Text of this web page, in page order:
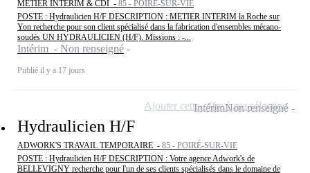
METIER INTERIM & CDI - 85 - POIRÉ-SUR-VIE
POSTE : Hydraulicien H/F DESCRIPTION : METIER INTERIM la Roche sur
Yon recherche pour son client spécialisé dans la fabrication d'ensembles mécano-
soudés UN HYDRAULICIEN (H/F). Missions : -...
Intérim - Non renseigné
Publié il y a 17 jours
Hydraulicien H/F
ADWORK'S TRAVAIL TEMPORAIRE - 85 - POIRÉ-SUR-VIE
POSTE : Hydraulicien H/F DESCRIPTION : Votre agence Adwork's de
BELLEVIGNY recherche pour l'un de ses clients spécialisés dans le domaine de
IntérimNon renseigné
Ajouter cette offre à ma sélection